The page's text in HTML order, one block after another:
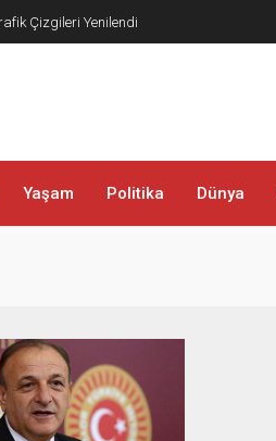
Çizgileri Yenilendi
Yaşam Politika Dünya